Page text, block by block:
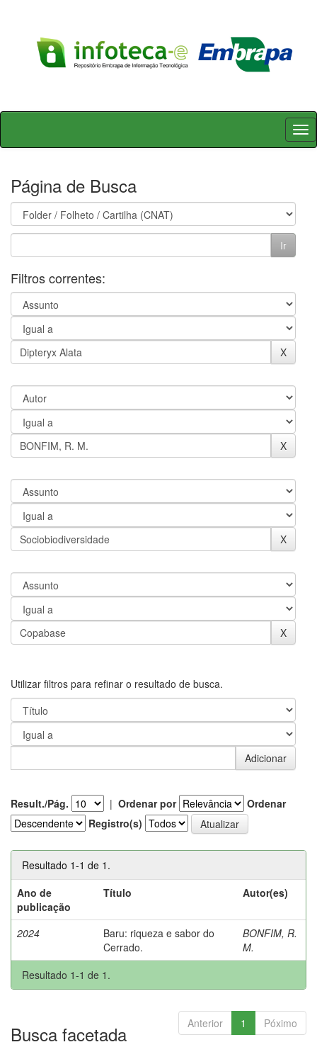
Skip
Página de Busca
Filtros correntes:
Utilizar filtros para refinar o resultado de busca.
Result./Pág. | Ordenar por
Ordenar
Registro(s)
Resultado 1-1 de 1.
Ano de
publicação
Título Autor(es)
2024
Baru: riqueza e sabor do
Cerrado.
BONFIM, R.
M.
Resultado 1-1 de 1.
Anterior 1 Póximo
Busca facetada